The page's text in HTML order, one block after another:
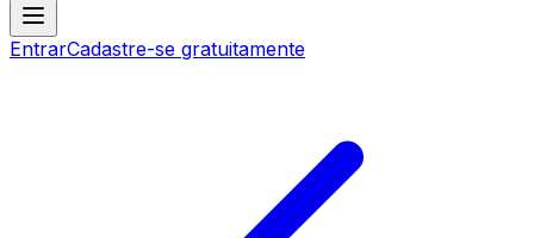
EntrarCadastre-se gratuitamente